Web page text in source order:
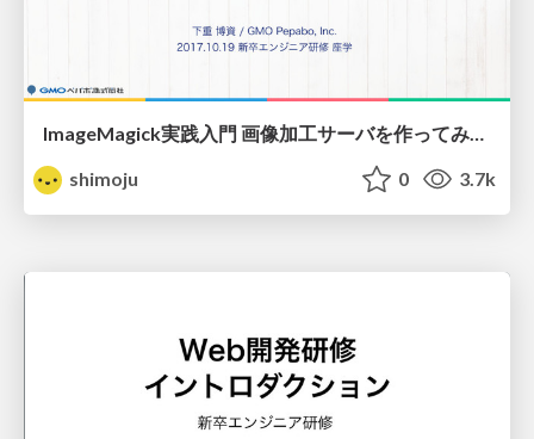
ImageMagick実践入門 画像加工サーバを作ってみよう / ImageMagick and image server
shimoju
0 3.7k